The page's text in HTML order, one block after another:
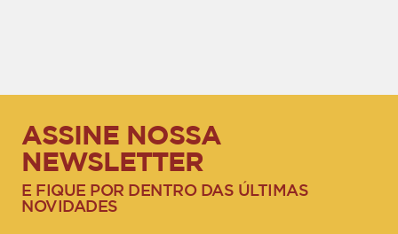
ASSINE NOSSA
NEWSLETTER
E FIQUE POR DENTRO DAS ÚLTIMAS
NOVIDADES